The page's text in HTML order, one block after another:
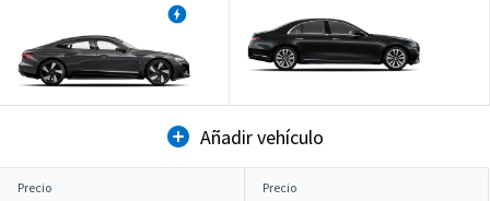
Añadir vehículo
Precio Precio